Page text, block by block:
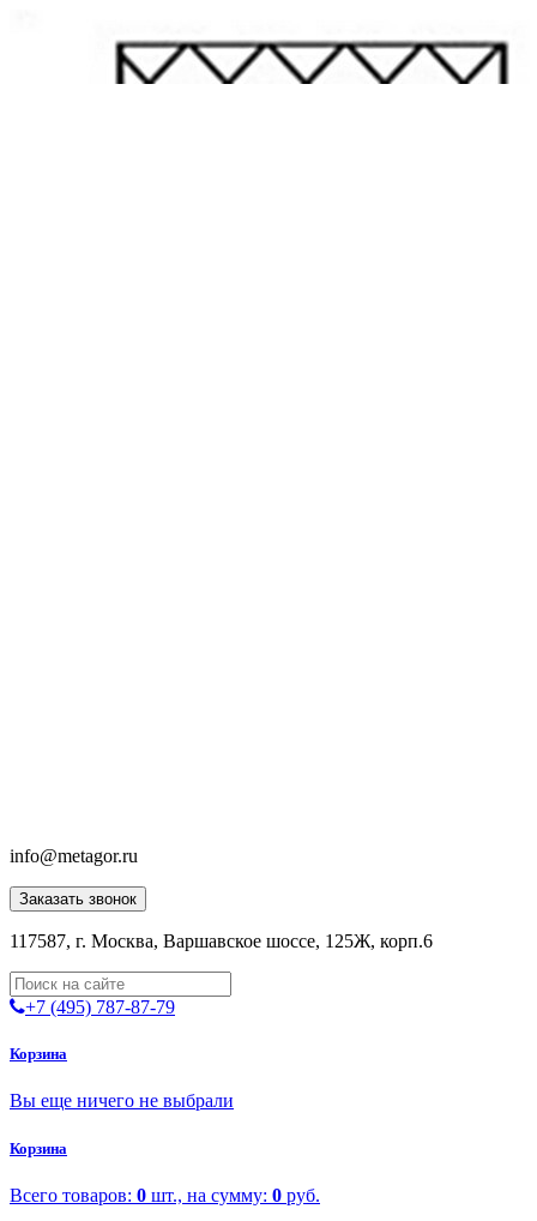
info@metagor.ru
Заказать звонок
117587, г. Москва, Варшавское шоссе, 125Ж, корп.6
+7 (495) 787-87-79
Корзина
Вы еще ничего не выбрали
Корзина
Всего товаров: 0 шт., на сумму: 0 руб.